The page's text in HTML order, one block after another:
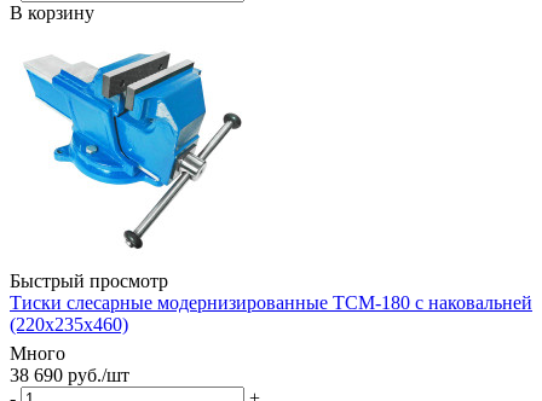
В корзину
Быстрый просмотр
Тиски слесарные модернизированные TCМ-180 с наковальней
(220x235x460)
Много
38 690 руб./шт